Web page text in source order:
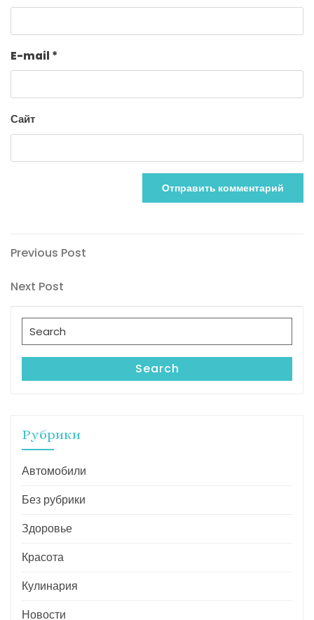
E-mail *
Сайт
Навигация
по
Previous
Previous Post
Next
Next Post
Search
for:
Search
Рубрики
Автомобили
Без рубрики
Здоровье
Красота
Кулинария
Новости